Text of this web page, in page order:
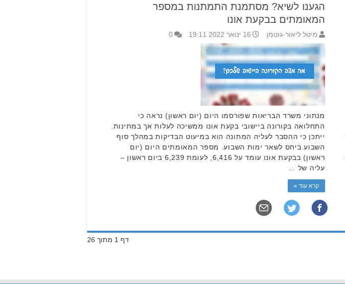
הגענו לשיא? מסתמנת התמתנות במספר
המאומתים בבקעת אונו
מיטל ליאור-גוטמן 16 ינואר 2022 19:11 0
מנתוני משרד הבריאות שפורסמו היום (יום ראשון) נראה כי
התחלואה בקורונה ביישובי בקעת אונו ממשיכה לעלות אך במתינות.
ייתכן כי ההסבר לעליה המתונה הוא במיעוט הבדיקות במהלך סוף
השבוע ביחס לשאר ימות השבוע. מספר המאומתים היום (יום
ראשון) בבקעת אונו עומד על 6,416, לעומת 6,239 ביום ראשון –
עליה של …
קרא עוד »
דף 1 מתוך 26